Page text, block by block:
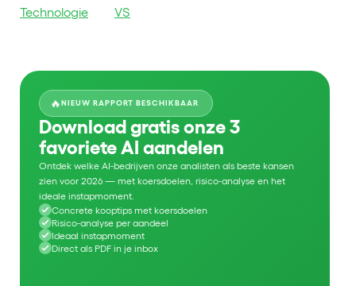
Technologie
VS
🔥NIEUW RAPPORT BESCHIKBAAR
Download gratis onze 3
favoriete AI aandelen
Ontdek welke AI-bedrijven onze analisten als beste kansen
zien voor 2026 — met koersdoelen, risico-analyse en het
ideale instapmoment.
Concrete kooptips met koersdoelen
Risico-analyse per aandeel
Ideaal instapmoment
Direct als PDF in je inbox